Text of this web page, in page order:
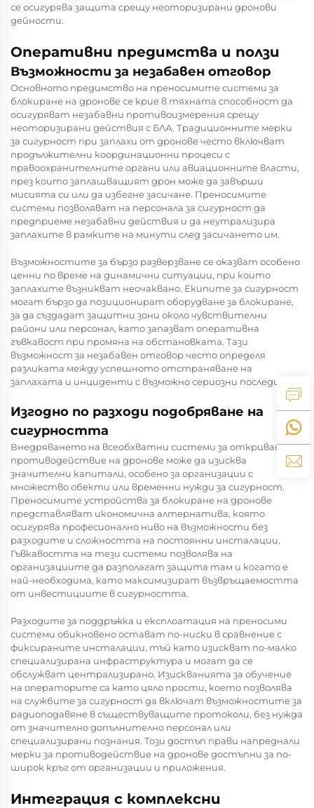
се осигурява защита срещу неоторизирани дронови
дейности.
Оперативни предимства и ползи
Възможности за незабавен отговор
Основното предимство на преносимите системи за
блокиране на дронове се крие в тяхната способност да
осигуряват незабавни противоизмерения срещу
неоторизирани действия с БЛА. Традиционните мерки
за сигурност при заплахи от дронове често включват
продължителни координационни процеси с
правоохранителните органи или авиационните власти,
през които заплашващият дрон може да завърши
мисията си или да избегне засичане. Преносимите
системи позволяват на персонала за сигурност да
предприеме незабавни действия и да неутрализира
заплахите в рамките на минути след засичането им.
Възможностите за бързо разверзване се оказват особено
ценни по време на динамични ситуации, при които
заплахите възникват неочаквано. Екипите за сигурност
могат бързо да позиционират оборудване за блокиране,
за да създадат защитни зони около чувствителни
райони или персонал, като запазват оперативна
гъвкавост при промяна на обстановката. Тази
възможност за незабавен отговор често определя
разликата между успешното отстраняване на
заплахата и инциденти с възможно сериозни последици.
Изгодно по разходи подобряване на
сигурността
Внедряването на всеобхватни системи за откриване и
противодействие на дронове може да изисква
значителни капитали, особено за организации с
множество обекти или временни нужди за сигурност.
Преносимите устройства за блокиране на дронове
представляват икономична алтернатива, която
осигурява професионално ниво на възможности без
разходите и сложността на постоянни инсталации.
Гъвкавостта на тези системи позволява на
организациите да разполагат защита там и когато е
най-необходима, като максимизират възвръщаемостта
от инвестициите в сигурността.
Разходите за поддръжка и експлоатация на преносими
системи обикновено остават по-ниски в сравнение с
фиксираните инсталации, тъй като изискват по-малко
специализирана инфраструктура и могат да се
обслужват централизирано. Изискванията за обучение
на операторите са като цяло прости, което позволява
на службите за сигурност да включат възможностите за
радиоподавяне в съществуващите протоколи, без нужда
от значително допълнително персонал или
специализирани познания. Този достъп прави напреднали
мерки за противодействие на дронове достъпни за по-
широк кръг от организации и приложения.
Интеграция с комплексни